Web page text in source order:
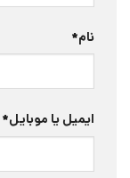
نام*
ایمیل یا موبایل*